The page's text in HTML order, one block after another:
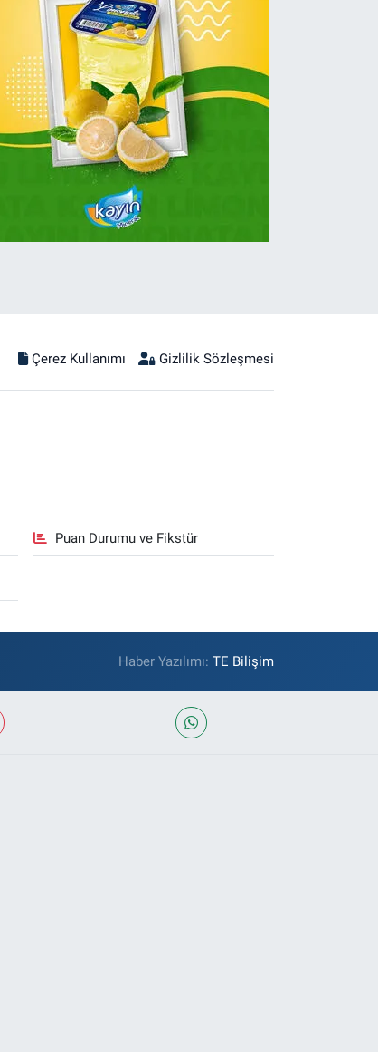
Çerez Kullanımı Gizlilik Sözleşmesi
Puan Durumu ve Fikstür
Haber Yazılımı:TE Bilişim